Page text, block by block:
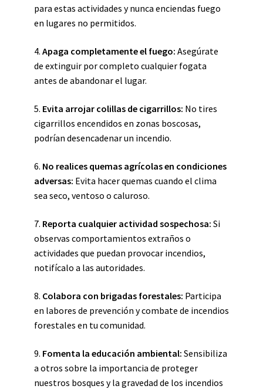
para estas actividades y nunca enciendas fuego
en lugares no permitidos.
4. Apaga completamente el fuego: Asegúrate
de extinguir por completo cualquier fogata
antes de abandonar el lugar.
5. Evita arrojar colillas de cigarrillos: No tires
cigarrillos encendidos en zonas boscosas,
podrían desencadenar un incendio.
6. No realices quemas agrícolas en condiciones
adversas: Evita hacer quemas cuando el clima
sea seco, ventoso o caluroso.
7. Reporta cualquier actividad sospechosa: Si
observas comportamientos extraños o
actividades que puedan provocar incendios,
notifícalo a las autoridades.
8. Colabora con brigadas forestales: Participa
en labores de prevención y combate de incendios
forestales en tu comunidad.
9. Fomenta la educación ambiental: Sensibiliza
a otros sobre la importancia de proteger
nuestros bosques y la gravedad de los incendios